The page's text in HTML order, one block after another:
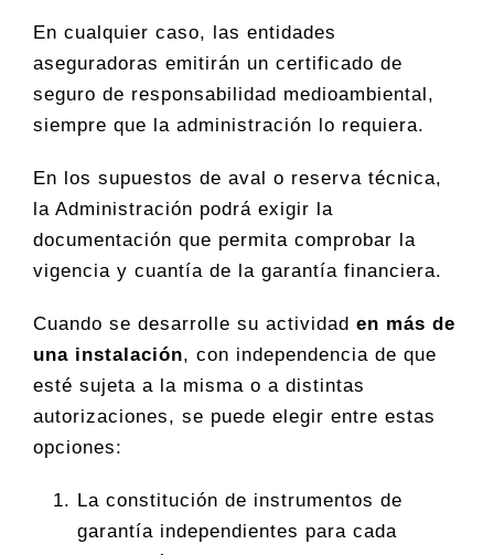
En cualquier caso, las entidades
aseguradoras emitirán un certificado de
seguro de responsabilidad medioambiental,
siempre que la administración lo requiera.
En los supuestos de aval o reserva técnica,
la Administración podrá exigir la
documentación que permita comprobar la
vigencia y cuantía de la garantía financiera.
Cuando se desarrolle su actividad en más de
una instalación, con independencia de que
esté sujeta a la misma o a distintas
autorizaciones, se puede elegir entre estas
opciones:
La constitución de instrumentos de
garantía independientes para cada